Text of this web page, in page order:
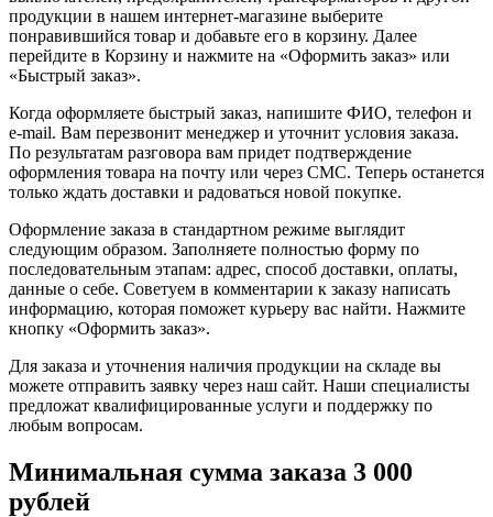
продукции в нашем интернет-магазине выберите
понравившийся товар и добавьте его в корзину. Далее
перейдите в Корзину и нажмите на «Оформить заказ» или
«Быстрый заказ».
Когда оформляете быстрый заказ, напишите ФИО, телефон и
e-mail. Вам перезвонит менеджер и уточнит условия заказа.
По результатам разговора вам придет подтверждение
оформления товара на почту или через СМС. Теперь останется
только ждать доставки и радоваться новой покупке.
Оформление заказа в стандартном режиме выглядит
следующим образом. Заполняете полностью форму по
последовательным этапам: адрес, способ доставки, оплаты,
данные о себе. Советуем в комментарии к заказу написать
информацию, которая поможет курьеру вас найти. Нажмите
кнопку «Оформить заказ».
Для заказа и уточнения наличия продукции на складе вы
можете отправить заявку через наш сайт. Наши специалисты
предложат квалифицированные услуги и поддержку по
любым вопросам.
Минимальная сумма заказа 3 000
рублей